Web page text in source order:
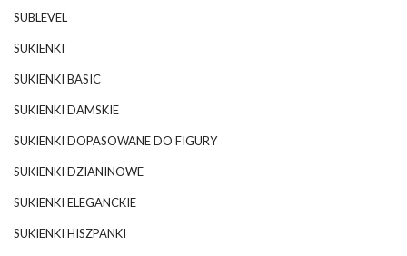
SUBLEVEL
SUKIENKI
SUKIENKI BASIC
SUKIENKI DAMSKIE
SUKIENKI DOPASOWANE DO FIGURY
SUKIENKI DZIANINOWE
SUKIENKI ELEGANCKIE
SUKIENKI HISZPANKI